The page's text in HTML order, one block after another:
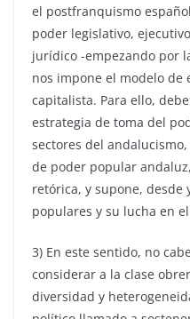
el postfranquismo
poder legislativo,
jurídico -empezando por
nos impone el modelo de
capitalista. Para ello,
estrategia de toma del
sectores del
de poder popular
retórica, y supone, desde
populares y su lucha en
3) En este sentido, no
considerar a la clase
diversidad y